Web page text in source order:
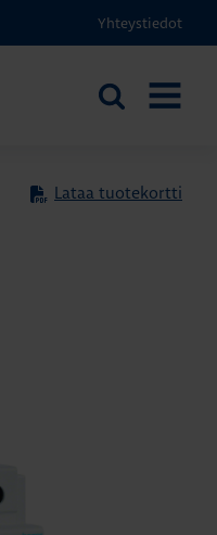
Yhteystiedot
Etsi
Lataa tuotekortti